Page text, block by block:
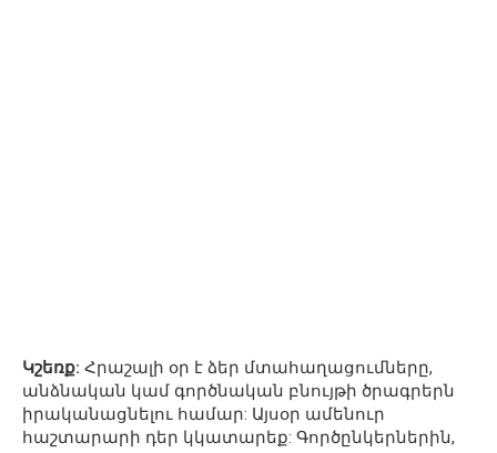
Կշեռք: Հրաշալի օր է ձեր մտահաղացումները,
անձնական կամ գործնական բնույթի ծրագրերն
իրականացնելու համար: Այսօր ամենուր
հաշտարարի դեր կկատարեք: Գործընկերներին,